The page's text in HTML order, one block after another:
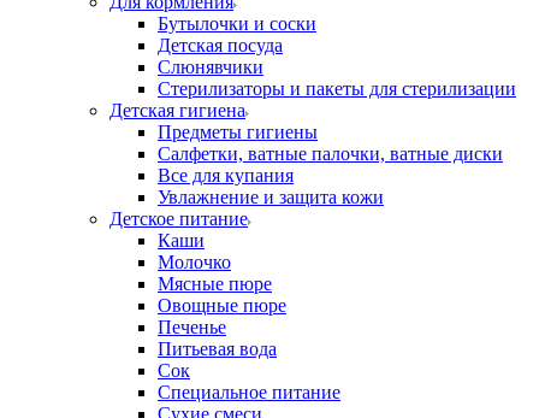
Бутылочки и соски
Детская посуда
Слюнявчики
Стерилизаторы и пакеты для стерилизации
Детская гигиена
Предметы гигиены
Салфетки, ватные палочки, ватные диски
Все для купания
Увлажнение и защита кожи
Детское питание
Каши
Молочко
Мясные пюре
Овощные пюре
Печенье
Питьевая вода
Сок
Специальное питание
Сухие смеси